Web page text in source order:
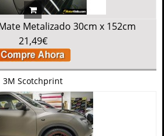
Metalizado 30cm x 152cm
21,49€
3M Scotchprint